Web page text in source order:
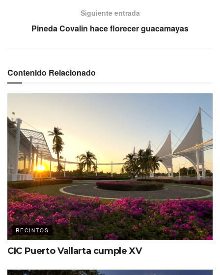
Una publicación compartida por CCIB & Auditori Fòrum CCIB (@ccib_forum)
«La nueva imagen es el reflejo de
nuestros valores y del futuro que
perseguimos. Una identidad
trabajada en los últimos meses para
hacer valer lo que nos ha hecho
únicos en los últimos 20 años y
mostrar una nueva etapa de
Siguiente entrada
Pineda Covalin hace florecer guacamayas
Contenido Relacionado
RECINTOS
CIC Puerto Vallarta cumple XV